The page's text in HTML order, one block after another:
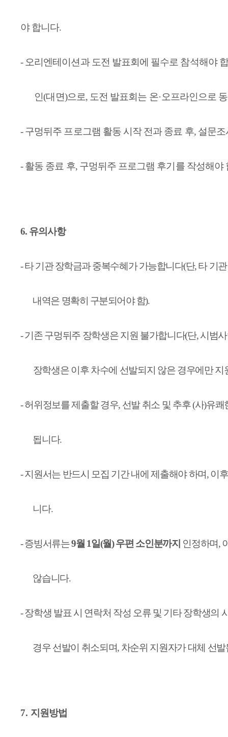
야 합니다.
- 오리엔테이션과 도전 발표회에 필수로 참석해야
인(대면)으로, 도전 발표회는 온· 오프라인으로
-구멍뒤주 프로그램 활동 시작 전과 종료 후, 설문
-활동 종료 후, 구멍뒤주 프로그램 후기를 작성해야
6. 유의사항
-타 기관 장학금과 중복수혜가 가능합니다(단,타 기
내역은 명확히 구분되어야 함).
-기존 구멍뒤주 장학생은 지원 불가합니다(단,시범
장학생은 이후 차수에 선발되지 않은 경우에만 지
-허위정보를 제출할 경우, 선발 취소 및 추후(사)유쾌
됩니다.
-지원서는 반드시 모집 기간 내에 제출해야 하며, 이
니다.
-증빙서류는9월 1일(월)우편 소인분까지 인정하며,
않습니다.
-장학생 발표 시 연락처 작성 오류 및 기타 장학생의
경우 선발이 취소되며, 차순위 지원자가 대체 선
7. 지원방법